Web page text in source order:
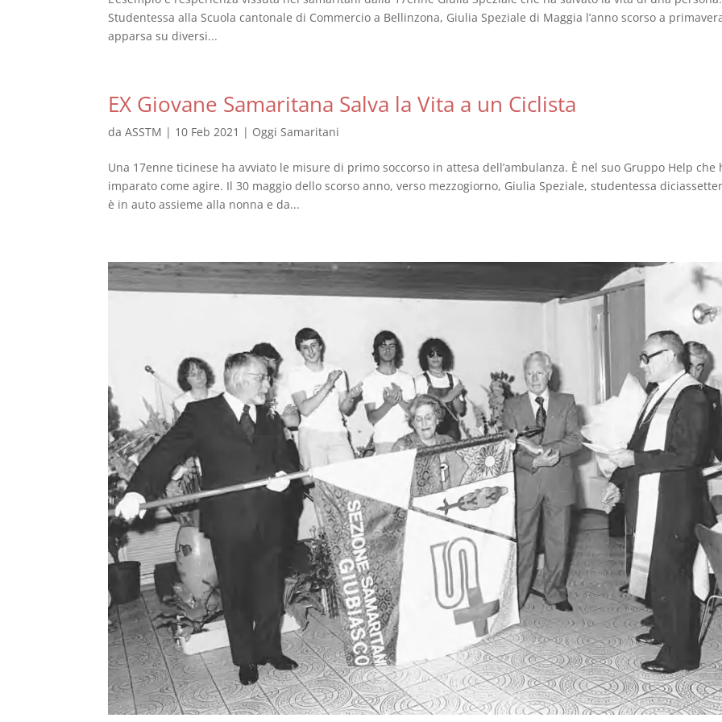
Studentessa alla Scuola cantonale di Commercio a Bellinzona, Giulia Speziale di Maggia l’anno scorso a
apparsa su diversi...
EX Giovane Samaritana Salva la Vita a un Ciclista
daASSTM | 10 Feb 2021 | Oggi Samaritani
Una 17enne ticinese ha avviato le misure di primo soccorso in attesa dell’ambulanza. È nel suo Gruppo Help che
imparato come agire. Il 30 maggio dello scorso anno, verso mezzogiorno, Giulia Speziale, studentessa
è in auto assieme alla nonna e da...